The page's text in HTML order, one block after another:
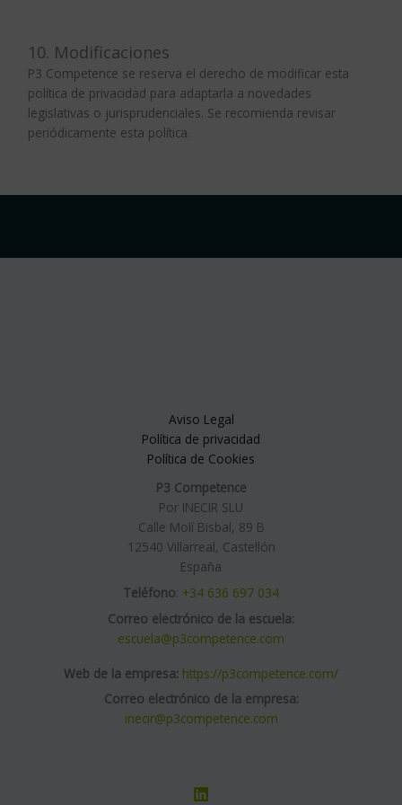
10. Modificaciones
P3 Competence se reserva el derecho de modificar esta
política de privacidad para adaptarla a novedades
legislativas o jurisprudenciales. Se recomienda revisar
periódicamente esta política.
Aviso Legal
Política de privacidad
Política de Cookies
P3 Competence
Por INECIR SLU
Calle Molí Bisbal, 89 B
12540 Villarreal, Castellón
España
Teléfono: +34 636 697 034
Correo electrónico de la escuela:
escuela@p3competence.com
Web de la empresa: https://p3competence.com/
Correo electrónico de la empresa:
inecir@p3competence.com